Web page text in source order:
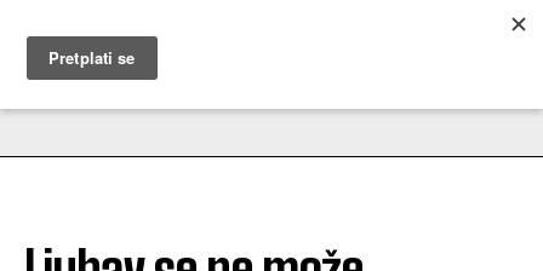
MUŽEVNI BUDITE